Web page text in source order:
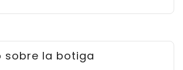
sobre la botiga